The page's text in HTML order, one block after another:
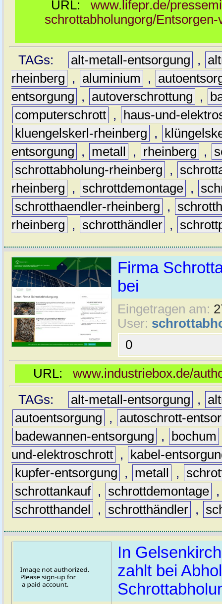
URL: www.lifepr.de/
schrottabholungorg/
TAGs: alt-metall-entsorgung ,
rheinberg
, aluminium ,
entsorgung
, autoverschrottung ,
computerschrott ,
haus-und-
kluengelskerl-rheinberg
,
entsorgung
, metall , rheinberg ,
schrottabholung-rheinberg
,
rheinberg
, schrottdemontage ,
schrotthaendler-rheinberg
,
rheinberg
, schrotthändler ,
Firma
bei
Eingetragen am:
User:
0
URL: www.industriebox.de/
TAGs:
alt-metall-entsorgung ,
autoentsorgung
,
autoschrott-
badewannen-entsorgung
, bochum
und-elektroschrott ,
kabel-
kupfer-entsorgung
, metall ,
schrottankauf , schrottdemontage
schrotthandel
, schrotthändler ,
In
zahlt bei